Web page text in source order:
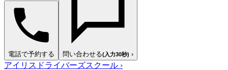
電話で予約する 問い合わせる(入力30秒) ›
アイリスドライバーズスクール ›